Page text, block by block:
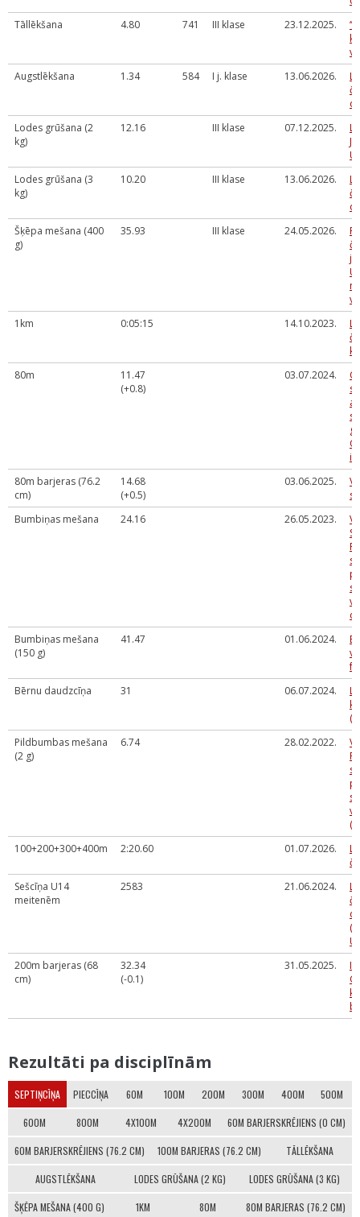
Tāllēkšana
4.80 741 III klase 23.12.2025.
Augstlēkšana
1.34 584 I j. klase 13.06.2026.
Lodes grūšana (2
kg)
12.16 III klase 07.12.2025.
Lodes grūšana (3
kg)
10.20 III klase 13.06.2026.
Šķēpa mešana (400
g)
35.93 III klase 24.05.2026.
1km
0:05:15 14.10.2023.
80m
11.47
(+0.8)
03.07.2024.
80m barjeras (76.2
cm)
14.68
(+0.5)
03.06.2025.
Bumbiņas mešana
24.16 26.05.2023.
Bumbiņas mešana
(150 g)
41.47 01.06.2024.
Bērnu daudzcīņa
31 06.07.2024.
Pildbumbas mešana
(2 g)
6.74 28.02.2022.
100+200+300+400m
2:20.60 01.07.2026.
Sešcīņa U14
meitenēm
2583 21.06.2024.
200m barjeras (68
cm)
32.34
(-0.1)
31.05.2025.
Rezultāti pa disciplīnām
SEPTIŅCĪŅA PIECCĪŅA 60M 100M 200M 300M 400M 500M
600M 800M 4X100M 4X200M 60M BARJERSKRĒJIENS (0 CM)
60M BARJERSKRĒJIENS (76.2 CM) 100M BARJERAS (76.2 CM) TĀLLĒKŠANA
AUGSTLĒKŠANA LODES GRŪŠANA (2 KG) LODES GRŪŠANA (3 KG)
ŠĶĒPA MEŠANA (400 G) 1KM 80M 80M BARJERAS (76.2 CM)